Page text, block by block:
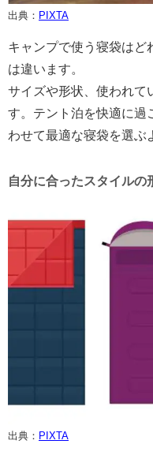
出典： PIXTA
キャンプで使う寝袋はど
は違います。
サイズや形状、使われて
す。テント泊を快適に過
わせて最適な寝袋を選ぶ
自分に合ったスタイルの
出典： PIXTA